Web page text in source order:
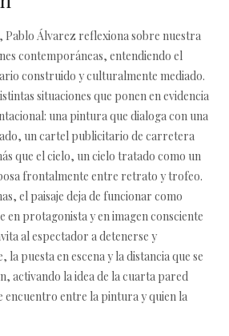
Pablo Álvarez reflexiona sobre nuestra
contemporáneas, entendiendo el
construido y culturalmente mediado.
situaciones que ponen en evidencia
una pintura que dialoga con una
un cartel publicitario de carretera
que el cielo, un cielo tratado como un
frontalmente entre retrato y trofeo.
el paisaje deja de funcionar como
protagonista y en imagen consciente
al espectador a detenerse y
puesta en escena y la distancia que se
activando la idea de la cuarta pared
encuentro entre la pintura y quien la